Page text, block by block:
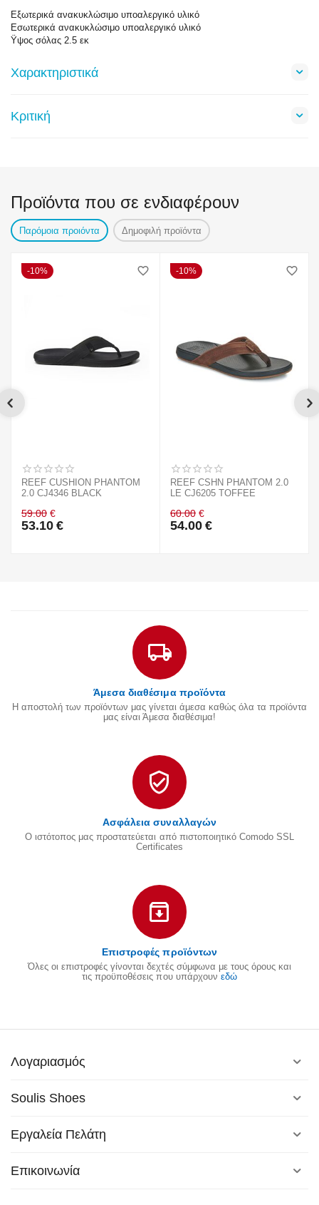
Εξωτερικά ανακυκλώσιμο υποαλεργικό υλικό
Εσωτερικά ανακυκλώσιμο υποαλεργικό υλικό
Ϋψος σόλας 2.5 εκ
Χαρακτηριστικά
Κριτική
Προϊόντα που σε ενδιαφέρουν
Παρόμοια προιόντα Δημοφιλή προϊόντα
10%
REEF CUSHION PHANTOM
2.0 CJ4346 BLACK
59.00 €
53.10 €
10%
REEF CSHN PHANTOM 2.0
LE CJ6205 TOFFEE
60.00 €
54.00 €
Άμεσα διαθέσιμα προϊόντα
Η αποστολή των προϊόντων μας γίνεται άμεσα καθώς όλα τα προϊόντα
μας είναι Άμεσα διαθέσιμα!
Ασφάλεια συναλλαγών
Ο ιστότοπος μας προστατεύεται από πιστοποιητικό Comodo SSL
Certificates
Επιστροφές προϊόντων
Όλες οι επιστροφές γίνονται δεχτές σύμφωνα με τους όρους και
τις προϋποθέσεις που υπάρχουν εδώ
Λογαριασμός
Soulis Shoes
Εργαλεία Πελάτη
Επικοινωνία